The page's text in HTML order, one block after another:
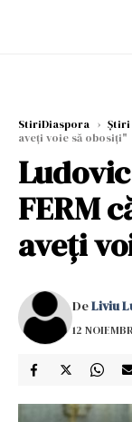
StiriDiaspora › Știri
aveți voie să obosiți"
FERM
aveți
DeLiviu
12